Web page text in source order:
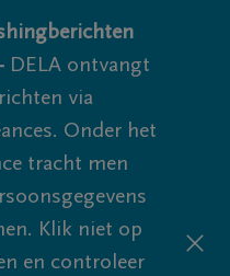
DELA ontvangt
via
Onder het
tracht men
Klik niet op
en controleer